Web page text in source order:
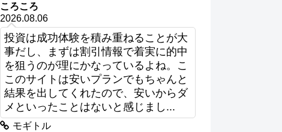
ころころ
2026.08.06
投資は成功体験を積み重ねることが大
事だし、まずは割引情報で着実に的中
を狙うのが理にかなっているよね。こ
このサイトは安いプランでもちゃんと
結果を出してくれたので、安いからダ
メといったことはないと感じまし...
モギトル